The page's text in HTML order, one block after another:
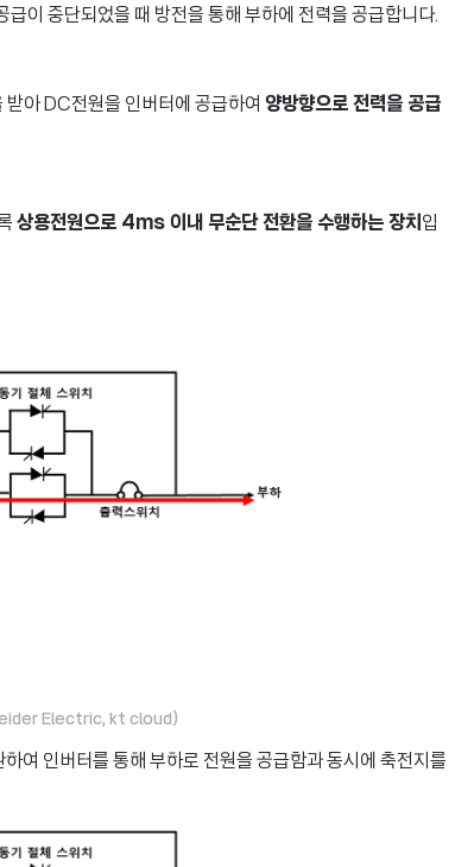
급이 중단되었을 때 방전을 통해 부하에 전력을 공급합니다.
아 DC전원을 인버터에 공급하여 양방향으로 전력을 공급
상용전원으로 4ms 이내 무순단 전환을 수행하는 장치 입
Electric, kt cloud)
여 인버터를 통해 부하로 전원을 공급함과 동시에 축전지를